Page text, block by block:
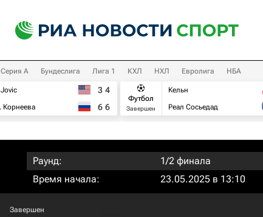
Серия А Бундеслига Лига 1 КХЛ НХЛ Евролига НБА
Jovic
Корнеева
3 4
6 6
Футбол
Завершен
Кельн
Реал Сосьедад
Раунд:
1/2 финала
Время начала:
23.05.2025 в 13:10
Завершен